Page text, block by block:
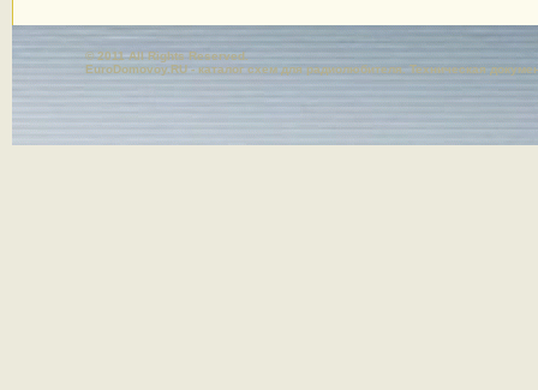
© 2011 All Rights Reserved.
EuroDomovoy.RU - каталог схем для радиолюбителя. Техническая